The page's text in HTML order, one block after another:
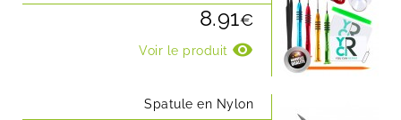
8.91€
Voir le produit visibility
Spatule en Nylon